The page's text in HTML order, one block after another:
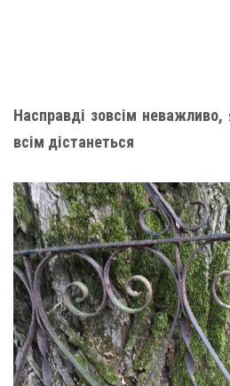
Насправді зовсім неважливо,
всім дістанеться